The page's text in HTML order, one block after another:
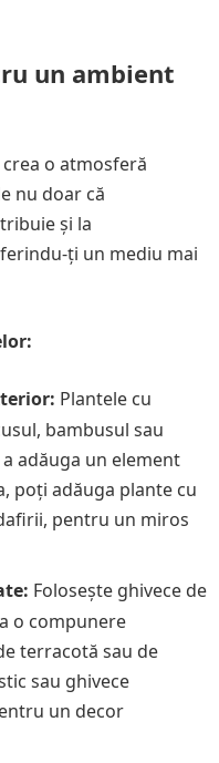
un ambient
o atmosferă
nu doar că
și la
ți un mediu mai
Plantele cu
bambusul sau
adăuga un element
poți adăuga plante cu
pentru un miros
Folosește ghivece de
o compunere
terracotă sau de
sau ghivece
un decor